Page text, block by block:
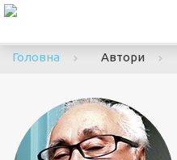
Головна
Автори